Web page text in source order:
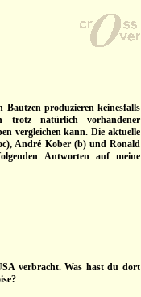
Bautzen produzieren keinesfalls
trotz natürlich vorhandener
vergleichen kann. Die aktuelle
André Kober (b) und Ronald
Antworten auf meine
verbracht. Was hast du dort